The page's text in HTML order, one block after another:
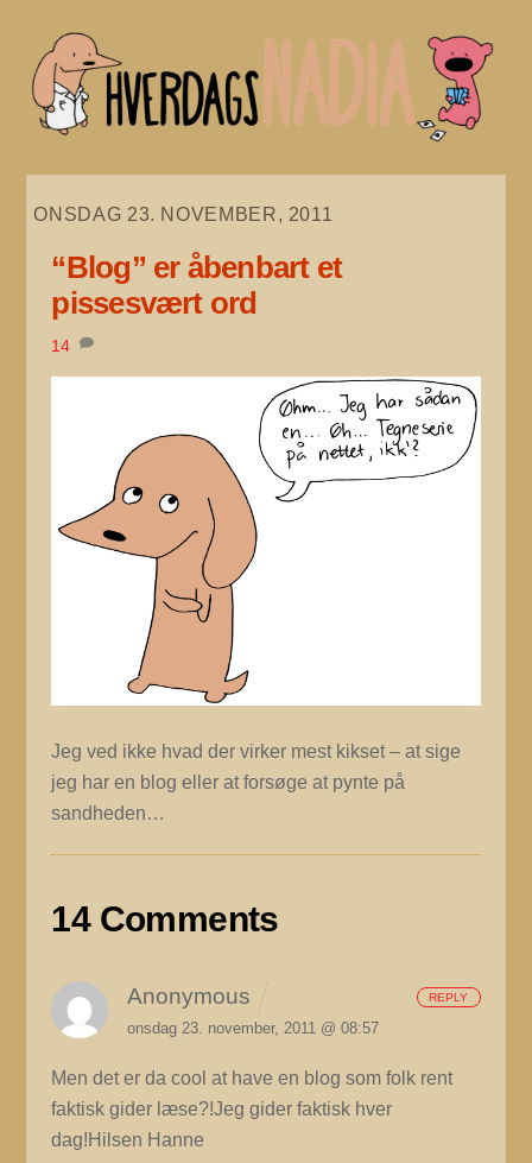
content
ONSDAG 23. NOVEMBER, 2011
“Blog” er åbenbart et
pissesvært ord
14
Jeg ved ikke hvad der virker mest kikset – at sige
jeg har en blog eller at forsøge at pynte på
sandheden…
14 Comments
Anonymous
onsdag 23. november, 2011 @ 08:57
Men det er da cool at have en blog som folk rent
faktisk gider læse?!Jeg gider faktisk hver
dag!Hilsen Hanne
REPLY